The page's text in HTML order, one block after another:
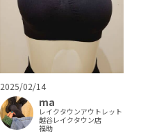
2025/02/14
ma
レイクタウンアウトレット
越谷レイクタウン店
福助